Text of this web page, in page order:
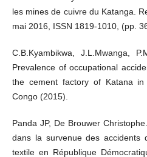
les mines de cuivre du Katanga.
mai 2016, ISSN 1819-1010, (pp.
C.B.Kyambikwa, J.L.Mwanga,
Prevalence of occupational
the cement factory of Katana
Congo (2015).
Panda JP, De Brouwer
dans la survenue des accidents
textile en République